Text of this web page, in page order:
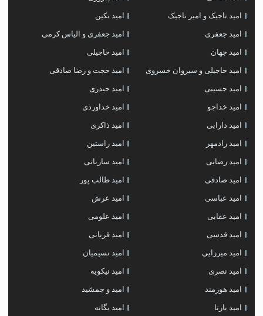
امید تاجیک و امیر تاجیک امید تکین
امید جعفری امید جعفری و الیاس کرمی
امید جهان امید حاجیلی
امید حاجیلی و سیروان خسروی امید حجت و رضا صادقی
امید حسینی امید حیدری
امید خداجو امید خداوردی
امید دارابی امید ذاکری
امید رادمهر امید راستین
امید رضایی امید ساربانی
امید صادقی امید طالب پور
امید عباسی امید عرش
امید عقابی امید علومی
امید قدسی امید قربانی
امید میرزایی امید نسیمیان
امید نصری امید نیکویه
امید هورمند امید و جمشید
امید یارتا امید یگانه